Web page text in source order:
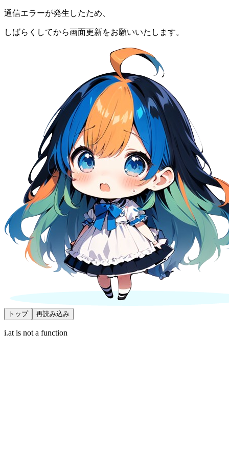
通信エラーが発生したため、
しばらくしてから画面更新をお願いいたします。
トップ 再読み込み
i.at is not a function